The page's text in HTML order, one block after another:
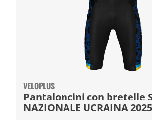
VELOPLUS
Pantaloncini con bretelle
NAZIONALE UCRAINA 2025